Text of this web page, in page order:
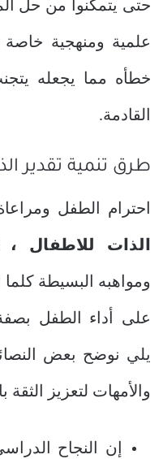
حتى يتمكنوا من حل
علمية ومنهجية
خطأه مما يجعله
القادمة.
طرق تنمية تقدير
احترام الطفل
الذات للاطفال ،
ومواهبه البسيطة
على أداء الطفل
يلي نوضح بعض
والأمهات لتعزيز
إن النجاح